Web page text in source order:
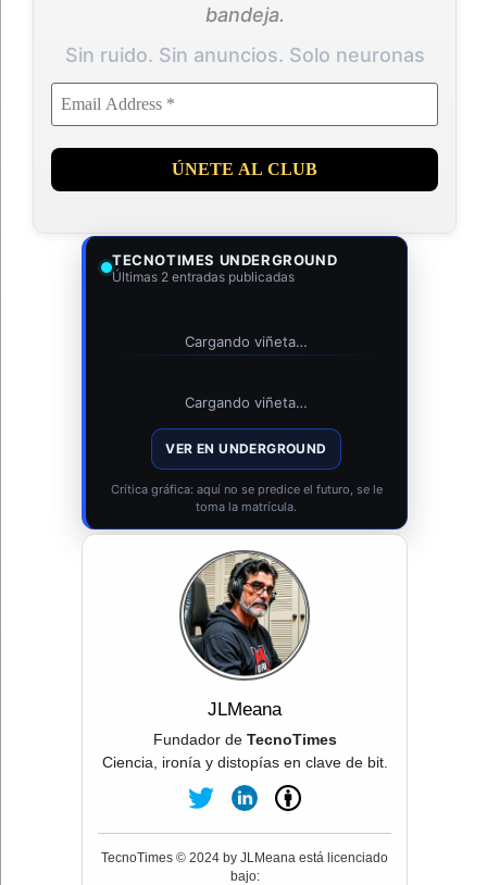
bandeja.
Sin ruido. Sin anuncios. Solo neuronas
TECNOTIMES UNDERGROUND
Últimas 2 entradas publicadas
Cargando viñeta…
Cargando viñeta…
VER EN UNDERGROUND
Crítica gráfica: aquí no se predice el futuro, se le
toma la matrícula.
JLMeana
Fundador de TecnoTimes
Ciencia, ironía y distopías en clave de bit.
TecnoTimes © 2024 by JLMeana está licenciado
bajo: